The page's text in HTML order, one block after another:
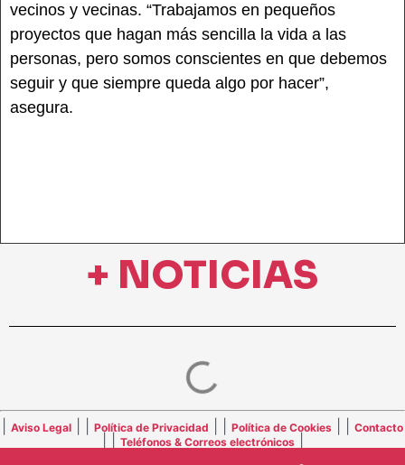
vecinos y vecinas. “Trabajamos en pequeños
proyectos que hagan más sencilla la vida a las
personas, pero somos conscientes en que debemos
seguir y que siempre queda algo por hacer”,
asegura.
+ NOTICIAS
Aviso Legal Política de Privacidad Política de Cookies Contacto
Teléfonos & Correos electrónicos|